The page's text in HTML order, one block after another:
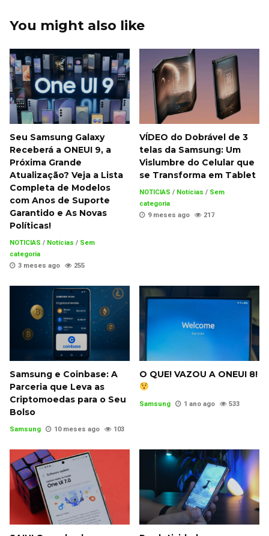
You might also like
Seu Samsung Galaxy
Receberá a ONEUI 9, a
Próxima Grande
Atualização? Veja a Lista
Completa de Modelos
com Anos de Suporte
Garantido e As Novas
Políticas!
NOTICIAS / Notícias / Sem
categoria
3 meses ago
255
VÍDEO do Dobrável de 3
telas da Samsung: Um
Vislumbre do Celular que
se Transforma em Tablet
NOTICIAS / Notícias / Sem
categoria
9 meses ago
217
Samsung e Coinbase: A
Parceria que Leva as
Criptomoedas para o Seu
Bolso
Samsung 10 meses ago 103
O QUE! VAZOU A ONEUI 8!
Samsung 1 ano ago 533